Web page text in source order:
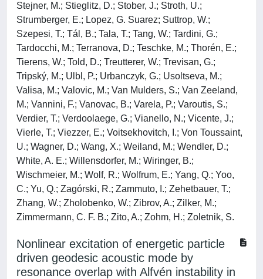
Stejner, M.; Stieglitz, D.; Stober, J.; Stroth, U.;
Strumberger, E.; Lopez, G. Suarez; Suttrop, W.;
Szepesi, T.; Tál, B.; Tala, T.; Tang, W.; Tardini, G.;
Tardocchi, M.; Terranova, D.; Teschke, M.; Thorén, E.;
Tierens, W.; Told, D.; Treutterer, W.; Trevisan, G.;
Tripský, M.; Ulbl, P.; Urbanczyk, G.; Usoltseva, M.;
Valisa, M.; Valovic, M.; Van Mulders, S.; Van Zeeland,
M.; Vannini, F.; Vanovac, B.; Varela, P.; Varoutis, S.;
Verdier, T.; Verdoolaege, G.; Vianello, N.; Vicente, J.;
Vierle, T.; Viezzer, E.; Voitsekhovitch, I.; Von Toussaint,
U.; Wagner, D.; Wang, X.; Weiland, M.; Wendler, D.;
White, A. E.; Willensdorfer, M.; Wiringer, B.;
Wischmeier, M.; Wolf, R.; Wolfrum, E.; Yang, Q.; Yoo,
C.; Yu, Q.; Zagórski, R.; Zammuto, I.; Zehetbauer, T.;
Zhang, W.; Zholobenko, W.; Zibrov, A.; Zilker, M.;
Zimmermann, C. F. B.; Zito, A.; Zohm, H.; Zoletnik, S.
Nonlinear excitation of energetic particle
driven geodesic acoustic mode by
resonance overlap with Alfvén instability in